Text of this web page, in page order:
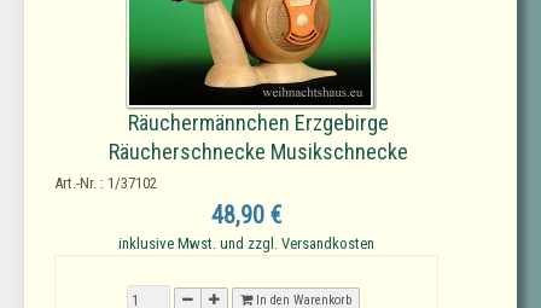
Räuchermännchen Erzgebirge
Räucherschnecke Musikschnecke
Art.-Nr. : 1/37102
48,90 €
inklusive Mwst. und zzgl. Versandkosten
In den Warenkorb